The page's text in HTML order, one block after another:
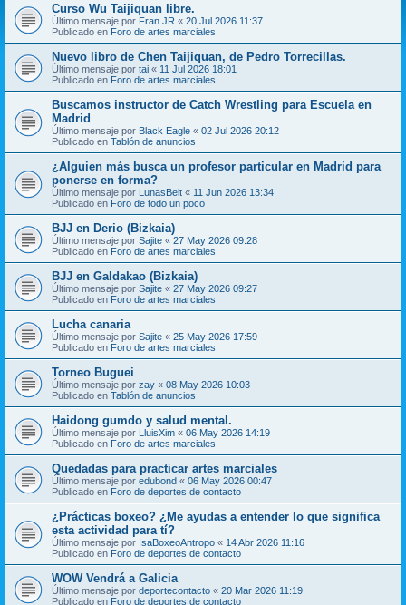
Curso Wu Taijiquan libre.
Último mensaje por Fran JR « 20 Jul 2026 11:37
Publicado en Foro de artes marciales
Nuevo libro de Chen Taijiquan, de Pedro Torrecillas.
Último mensaje por tai « 11 Jul 2026 18:01
Publicado en Foro de artes marciales
Buscamos instructor de Catch Wrestling para Escuela en
Madrid
Último mensaje por Black Eagle « 02 Jul 2026 20:12
Publicado en Tablón de anuncios
¿Alguien más busca un profesor particular en Madrid para
ponerse en forma?
Último mensaje por LunasBelt « 11 Jun 2026 13:34
Publicado en Foro de todo un poco
BJJ en Derio (Bizkaia)
Último mensaje por Sajite « 27 May 2026 09:28
Publicado en Foro de artes marciales
BJJ en Galdakao (Bizkaia)
Último mensaje por Sajite « 27 May 2026 09:27
Publicado en Foro de artes marciales
Lucha canaria
Último mensaje por Sajite « 25 May 2026 17:59
Publicado en Foro de artes marciales
Torneo Buguei
Último mensaje por zay « 08 May 2026 10:03
Publicado en Tablón de anuncios
Haidong gumdo y salud mental.
Último mensaje por LluisXim « 06 May 2026 14:19
Publicado en Foro de artes marciales
Quedadas para practicar artes marciales
Último mensaje por edubond « 06 May 2026 00:47
Publicado en Foro de deportes de contacto
¿Prácticas boxeo? ¿Me ayudas a entender lo que significa
esta actividad para tí?
Último mensaje por IsaBoxeoAntropo « 14 Abr 2026 11:16
Publicado en Foro de deportes de contacto
WOW Vendrá a Galicia
Último mensaje por deportecontacto « 20 Mar 2026 11:19
Publicado en Foro de deportes de contacto